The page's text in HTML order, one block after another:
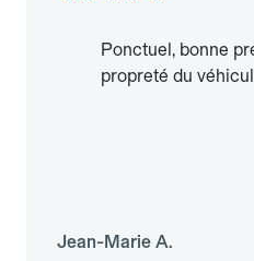
Ponctuel, bonne
propreté du
Jean-Marie A.